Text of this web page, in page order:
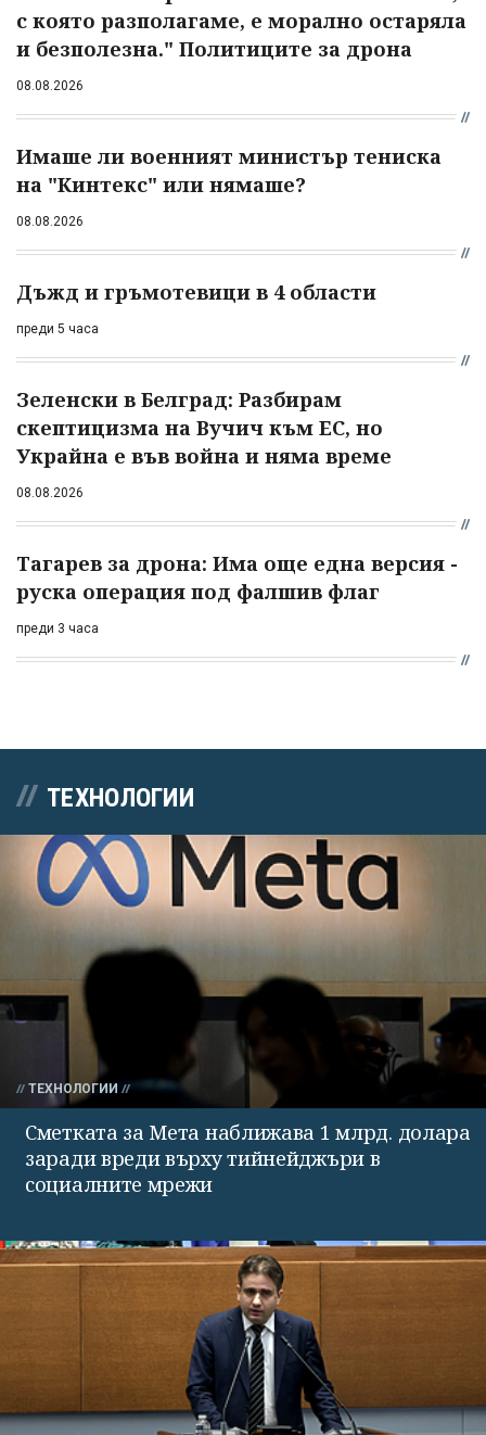
с която разполагаме, е морално остаряла
и безполезна." Политиците за дрона
08.08.2026
Имаше ли военният министър тениска
на "Кинтекс" или нямаше?
08.08.2026
Дъжд и гръмотевици в 4 области
преди 5 часа
Зеленски в Белград: Разбирам
скептицизма на Вучич към ЕС, но
Украйна е във война и няма време
08.08.2026
Тагарев за дрона: Има още една версия -
руска операция под фалшив флаг
преди 3 часа
ТЕХНОЛОГИИ
ТЕХНОЛОГИИ
Сметката за Мета наближава 1 млрд. долара
заради вреди върху тийнейджъри в
социалните мрежи